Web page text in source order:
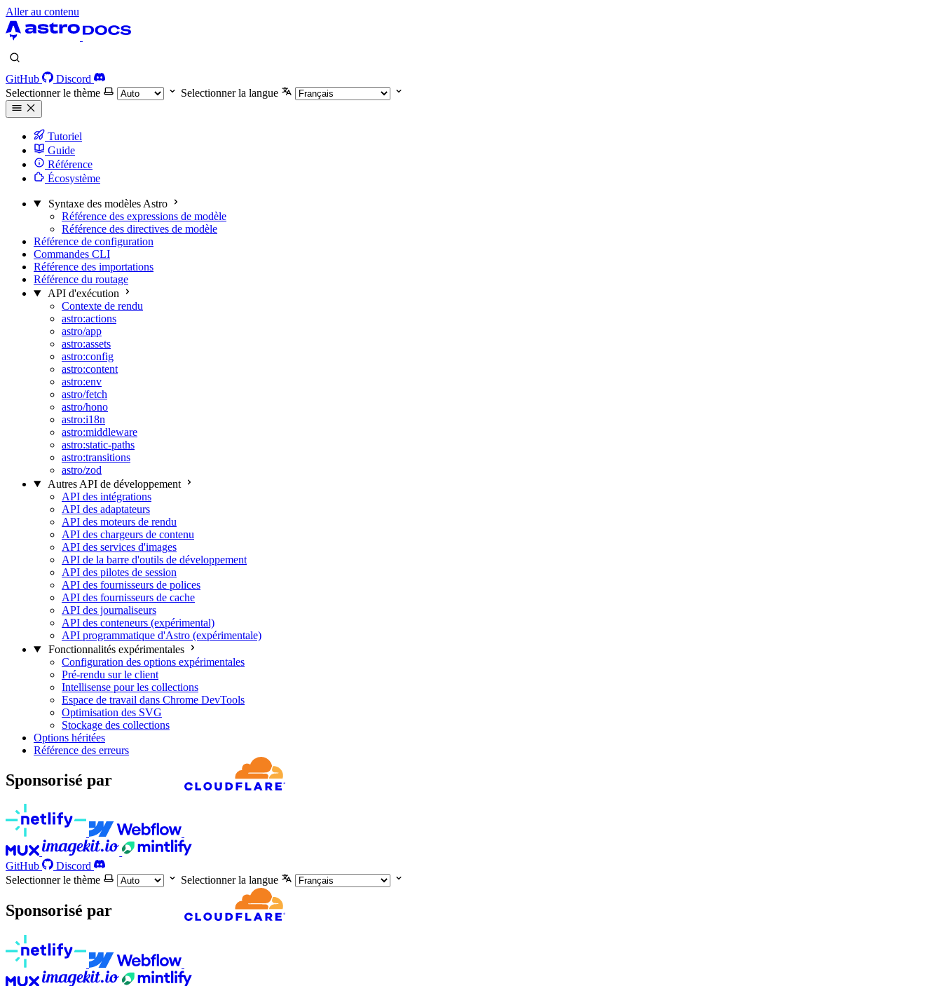
Aller au contenu
GitHub
Discord
Selectionner le thème
Selectionner la langue
Tutoriel
Guide
Référence
Écosystème
Syntaxe des modèles Astro
Référence des expressions de modèle
Référence des directives de modèle
Référence de configuration
Commandes CLI
Référence des importations
Référence du routage
API d'exécution
Contexte de rendu
astro:actions
astro/app
astro:assets
astro:config
astro:content
astro:env
astro/fetch
astro/hono
astro:i18n
astro:middleware
astro:static-paths
astro:transitions
astro/zod
Autres API de développement
API des intégrations
API des adaptateurs
API des moteurs de rendu
API des chargeurs de contenu
API des services d'images
API de la barre d'outils de développement
API des pilotes de session
API des fournisseurs de polices
API des fournisseurs de cache
API des journaliseurs
API des conteneurs (expérimental)
API programmatique d'Astro (expérimentale)
Fonctionnalités expérimentales
Configuration des options expérimentales
Pré-rendu sur le client
Intellisense pour les collections
Espace de travail dans Chrome DevTools
Optimisation des SVG
Stockage des collections
Options héritées
Référence des erreurs
Sponsorisé par
GitHub
Discord
Selectionner le thème
Selectionner la langue
Sponsorisé par